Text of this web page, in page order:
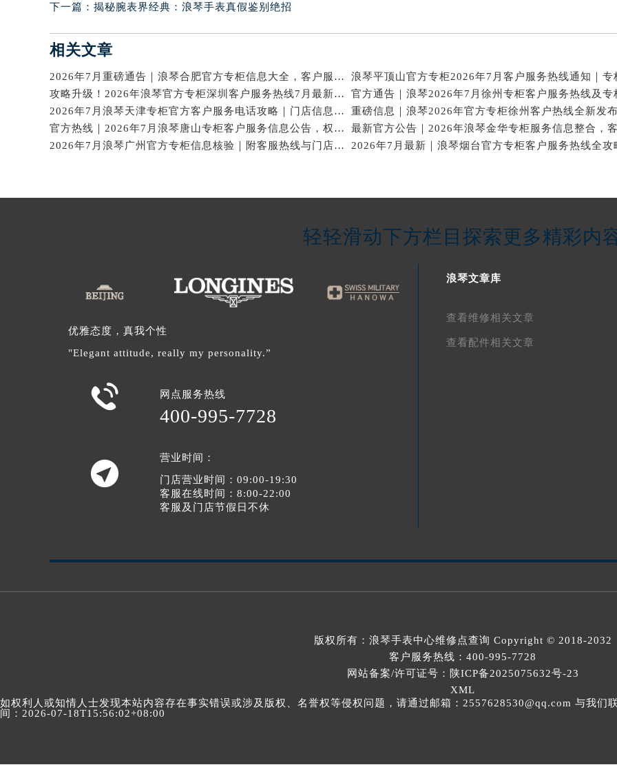
下一篇： 揭秘腕表界经典：浪琴手表真假鉴别绝招
相关文章
2026年7月重磅通告｜浪琴合肥官方专柜信息大全，客户服务热线同步更新
攻略升级！2026年浪琴官方专柜深圳客户服务热线7月最新公告
2026年7月浪琴天津专柜官方客户服务电话攻略｜门店信息一网打尽
官方热线｜2026年7月浪琴唐山专柜客户服务信息公告，权威发布
2026年7月浪琴广州官方专柜信息核验｜附客服热线与门店汇总
轻轻滑动下方栏目探索更多精彩内
优雅态度，真我个性
"Elegant attitude, really my personality.”
 网点服务热线
400-995-7728

营业时间：
门店营业时间：09:00-19:30
客服在线时间：8:00-22:00
客服及门店节假日不休
浪琴文章库
查看维修相关文章
查看配件相关文章
版权所有： 浪琴手表中心维修点查询 Copyright © 2018-2032
客户服务热线： 400-995-7728
网站备案/许可证号：陕ICP备2025075632号-23
XML
如权利人或知情人士发现本站内容存在事实错误或涉及版权、名誉权等侵权问题，请通过邮箱：2557628530@qq.com 与我们
间：2026-07-18T15:56:02+08:00